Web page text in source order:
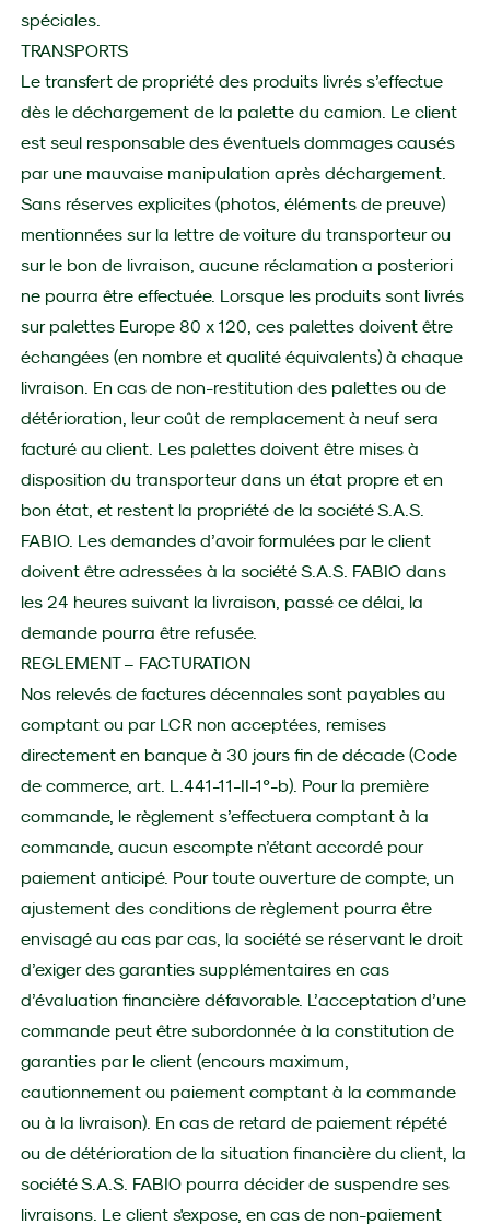
spéciales.
TRANSPORTS
Le transfert de propriété des produits livrés s’effectue
dès le déchargement de la palette du camion. Le client
est seul responsable des éventuels dommages causés
par une mauvaise manipulation après déchargement.
Sans réserves explicites (photos, éléments de preuve)
mentionnées sur la lettre de voiture du transporteur ou
sur le bon de livraison, aucune réclamation a posteriori
ne pourra être effectuée. Lorsque les produits sont livrés
sur palettes Europe 80 x 120, ces palettes doivent être
échangées (en nombre et qualité équivalents) à chaque
livraison. En cas de non-restitution des palettes ou de
détérioration, leur coût de remplacement à neuf sera
facturé au client. Les palettes doivent être mises à
disposition du transporteur dans un état propre et en
bon état, et restent la propriété de la société S.A.S.
FABIO. Les demandes d’avoir formulées par le client
doivent être adressées à la société S.A.S. FABIO dans
les 24 heures suivant la livraison, passé ce délai, la
demande pourra être refusée.
REGLEMENT – FACTURATION
Nos relevés de factures décennales sont payables au
comptant ou par LCR non acceptées, remises
directement en banque à 30 jours fin de décade (Code
de commerce, art. L.441-11-II-1°-b). Pour la première
commande, le règlement s’effectuera comptant à la
commande, aucun escompte n’étant accordé pour
paiement anticipé. Pour toute ouverture de compte, un
ajustement des conditions de règlement pourra être
envisagé au cas par cas, la société se réservant le droit
d’exiger des garanties supplémentaires en cas
d’évaluation financière défavorable. L’acceptation d’une
commande peut être subordonnée à la constitution de
garanties par le client (encours maximum,
cautionnement ou paiement comptant à la commande
ou à la livraison). En cas de retard de paiement répété
ou de détérioration de la situation financière du client, la
société S.A.S. FABIO pourra décider de suspendre ses
livraisons. Le client s'expose, en cas de non-paiement